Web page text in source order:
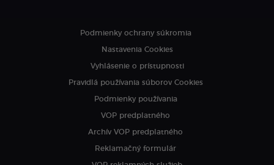
Podmienky ochrany súkromia
Nastavenia Cookies
Vyhlásenie o prístupnosti
Pravidlá používania súborov Cookies
Podmienky používania
VOP predplatného
Archív VOP predplatného
Reklamačný formulár